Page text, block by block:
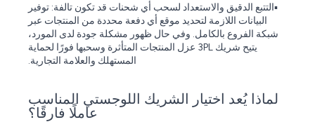
▪️التتبع الدقيق والاستعداد لسحب أي شحنات قد تكون تالفة: توفير
البيانات اللازمة لتحديد موقع أي دفعة محددة من المنتجات عبر
شبكة الفروع بالكامل. وفي حال ظهور مشكلة جودة لدى المورد،
يتيح شريك 3PL عزل المنتجات المتأثرة وسحبها فورًا لحماية
المستهلك والعلامة التجارية.
لماذا يُعد اختيار الشريك اللوجستي المناسب
عاملًا فارقًا؟